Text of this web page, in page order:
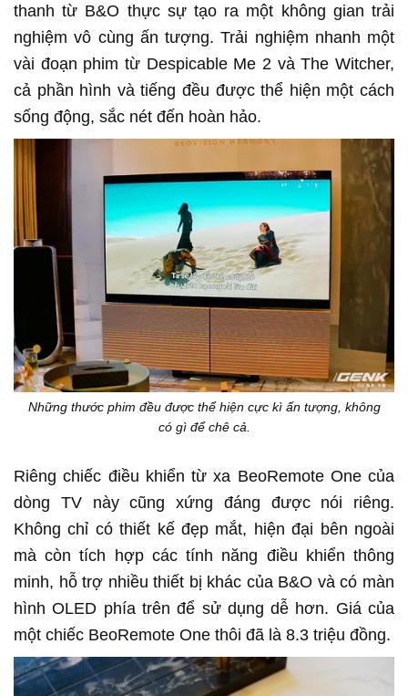
thanh từ B&O thực sự tạo ra một không gian trải
nghiệm vô cùng ấn tượng. Trải nghiệm nhanh một
vài đoạn phim từ Despicable Me 2 và The Witcher,
cả phần hình và tiếng đều được thể hiện một cách
sống động, sắc nét đến hoàn hảo.
Những thước phim đều được thể hiện cực kì ấn tượng, không
có gì để chê cả.
Riêng chiếc điều khiển từ xa BeoRemote One của
dòng TV này cũng xứng đáng được nói riêng.
Không chỉ có thiết kế đẹp mắt, hiện đại bên ngoài
mà còn tích hợp các tính năng điều khiển thông
minh, hỗ trợ nhiều thiết bị khác của B&O và có màn
hình OLED phía trên để sử dụng dễ hơn. Giá của
một chiếc BeoRemote One thôi đã là 8.3 triệu đồng.